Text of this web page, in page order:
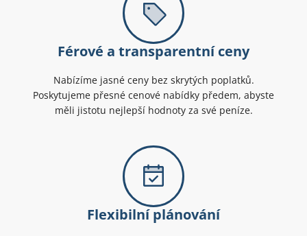
Férové a transparentní ceny
Nabízíme jasné ceny bez skrytých poplatků.
Poskytujeme přesné cenové nabídky předem, abyste
měli jistotu nejlepší hodnoty za své peníze.
Flexibilní plánování